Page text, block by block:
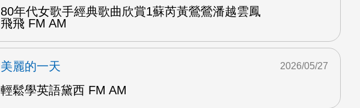
80年代女歌手經典歌曲欣賞1蘇芮黃鶯鶯潘越雲鳳
飛飛 FM AM
美麗的一天
輕鬆學英語黛西 FM AM
2026/05/27